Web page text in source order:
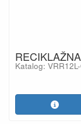
Katalog: